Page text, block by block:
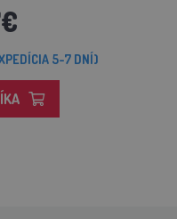
5-7 DNÍ)